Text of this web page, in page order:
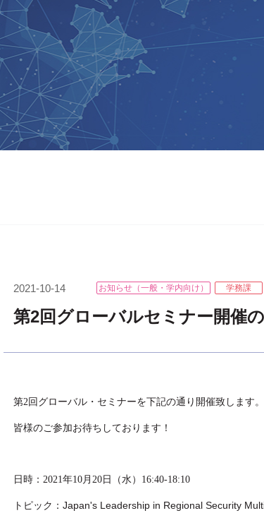
2021-10-14 お知らせ（一般・学内向け） 学務課
第2回グローバルセミナー開催
第2回グローバル・セミナーを下記の通り開催致します。
皆様のご参加お待ちしております！
日時：2021年10月20日（水）16:40-18:10
トピック：Japan's Leadership in Regional Security